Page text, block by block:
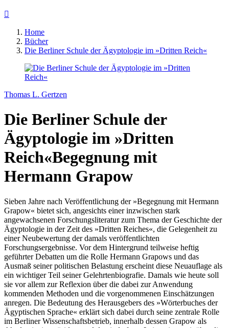

Home
Bücher
Die Berliner Schule der Ägyptologie im »Dritten Reich«
Thomas L. Gertzen
Die Berliner Schule der
Ägyptologie im »Dritten
Reich«Begegnung mit
Hermann Grapow
Sieben Jahre nach Veröffentlichung der »Begegnung mit Hermann
Grapow« bietet sich, angesichts einer inzwischen stark
angewachsenen Forschungsliteratur zum Thema der Geschichte der
Ägyptologie in der Zeit des »Dritten Reiches«, die Gelegenheit zu
einer Neubewertung der damals veröffentlichten
Forschungsergebnisse. Vor dem Hintergrund teilweise heftig
geführter Debatten um die Rolle Hermann Grapows und das
Ausmaß seiner politischen Belastung erscheint diese Neuauflage als
ein wichtiger Teil seiner Gelehrtenbiografie. Damals wie heute soll
sie vor allem zur Reflexion über die dabei zur Anwendung
kommenden Methoden und die vorgenommenen Einschätzungen
anregen. Die Bedeutung des Herausgebers des »Wörterbuches der
Ägyptischen Sprache« erklärt sich dabei durch seine zentrale Rolle
im Berliner Wissenschaftsbetrieb, innerhalb dessen Grapow als